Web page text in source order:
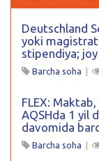
Deutschland
yoki
stipendiya;
Barcha soha |
FLEX:
AQSHda 1 yil
davomida
Barcha soha |